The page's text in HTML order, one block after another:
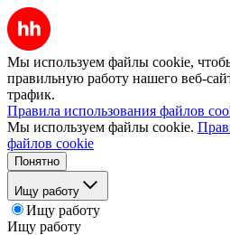
Мы используем файлы cookie,
правильную работу нашего веб-
трафик.
Правила использования файлов
Мы используем файлы cookie.
файлов cookie
Понятно
Ищу работу
Ищу работу
Ищу работу